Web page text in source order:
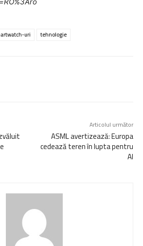
uri tehnologie
Articolul următor
ASML avertizează: Europa
cedează teren în lupta pentru
AI